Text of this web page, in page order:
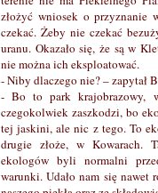
złożyć wniosek o przyznanie
czekać. Żeby nie czekać
uranu. Okazało się, że są w
nie można ich eksploatować.
- Niby dlaczego nie? – zapytał
- Bo to park krajobrazowy,
czegokolwiek zaszkodzi, bo
tej jaskini, ale nic z tego. To
drugie złoże, w Kowarach.
ekologów byli normalni
warunki. Udało nam się nawet